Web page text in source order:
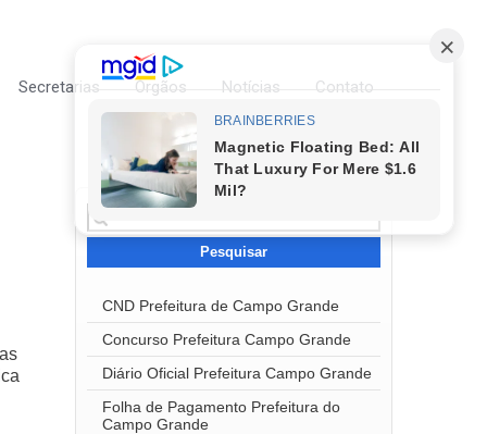
Secretarias Órgãos Notícias Contato
Pesquisar
por:
CND Prefeitura de Campo Grande
Concurso Prefeitura Campo Grande
Diário Oficial Prefeitura Campo Grande
Folha de Pagamento Prefeitura do
Campo Grande